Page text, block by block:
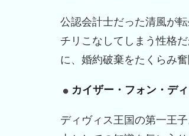
公認会計士だった清風が
チリこなしてしまう性格
に、婚約破棄をたくらみ奮
カイザー・フォン・デ
ディヴィス王国の第一王